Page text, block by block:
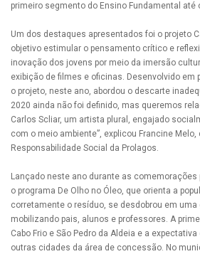
primeiro segmento do Ensino Fundamental até
Um dos destaques apresentados foi o projeto
objetivo estimular o pensamento crítico e
inovação dos jovens por meio da imersão
exibição de filmes e oficinas. Desenvolvido em
o projeto, neste ano, abordou o descarte
2020 ainda não foi definido, mas queremos
Carlos Scliar, um artista plural, engajado
com o meio ambiente”, explicou Francine
Responsabilidade Social da Prolagos.
Lançado neste ano durante as comemorações
o programa De Olho no Óleo, que orienta a
corretamente o resíduo, se desdobrou em
mobilizando pais, alunos e professores. A
Cabo Frio e São Pedro da Aldeia e a
outras cidades da área de concessão. No